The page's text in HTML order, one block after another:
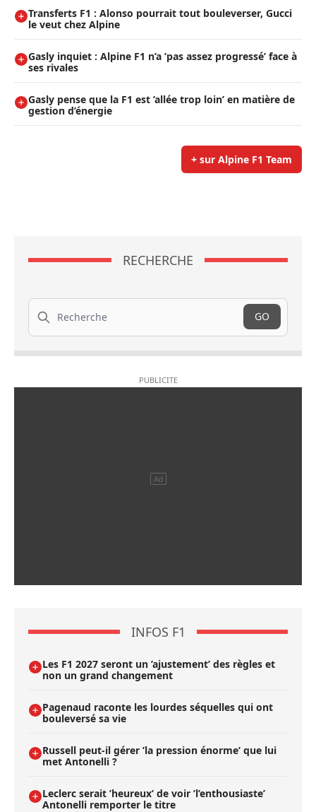
Transferts F1 : Alonso pourrait tout bouleverser, Gucci
le veut chez Alpine
Gasly inquiet : Alpine F1 n’a ’pas assez progressé’ face à
ses rivales
Gasly pense que la F1 est ’allée trop loin’ en matière de
gestion d’énergie
+ sur Alpine F1 Team
RECHERCHE
Recherche
GO
INFOS F1
Les F1 2027 seront un ’ajustement’ des règles et
non un grand changement
Pagenaud raconte les lourdes séquelles qui ont
bouleversé sa vie
Russell peut-il gérer ’la pression énorme’ que lui
met Antonelli ?
Leclerc serait ’heureux’ de voir ’l’enthousiaste’
Antonelli remporter le titre